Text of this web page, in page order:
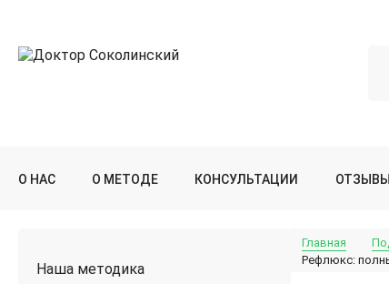
О НАС О МЕТОДЕ КОНСУЛЬТАЦИИ ОТЗЫВЫ
Наша методика
Главная
Рефлюкс: